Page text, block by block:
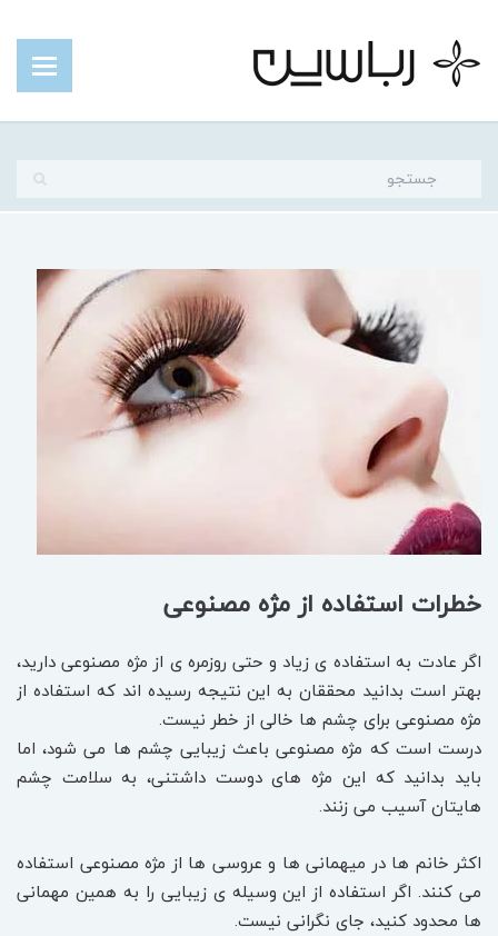
خطرات استفاده از مژه مصنوعی
اگر عادت به استفاده ی زیاد و حتی روزمره ی از مژه مصنوعی دارید،
بهتر است بدانید محققان به این نتیجه رسیده اند که استفاده از
مژه مصنوعی برای چشم ها خالی از خطر نیست.
درست است که مژه مصنوعی باعث زیبایی چشم ها می شود، اما
باید بدانید که این مژه های دوست داشتنی، به سلامت چشم
هایتان آسیب می زنند.
اکثر خانم ها در میهمانی ها و عروسی ها از مژه مصنوعی استفاده
می کنند. اگر استفاده از این وسیله ی زیبایی را به همین مهمانی
ها محدود کنید، جای نگرانی نیست.